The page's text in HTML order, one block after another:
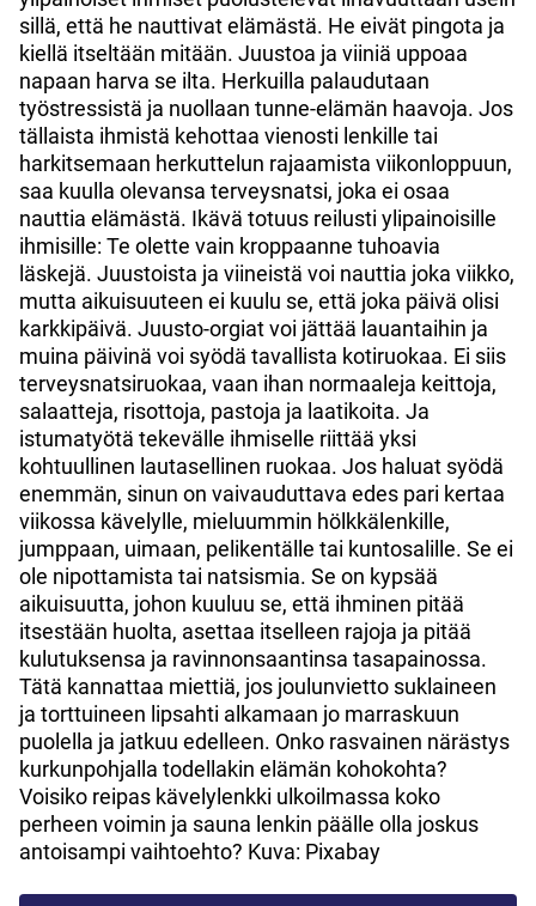
sillä, että he nauttivat elämästä. He eivät pingota ja
kiellä itseltään mitään. Juustoa ja viiniä uppoaa
napaan harva se ilta. Herkuilla palaudutaan
työstressistä ja nuollaan tunne-elämän haavoja. Jos
tällaista ihmistä kehottaa vienosti lenkille tai
harkitsemaan herkuttelun rajaamista viikonloppuun,
saa kuulla olevansa terveysnatsi, joka ei osaa
nauttia elämästä. Ikävä totuus reilusti ylipainoisille
ihmisille: Te olette vain kroppaanne tuhoavia
läskejä. Juustoista ja viineistä voi nauttia joka viikko,
mutta aikuisuuteen ei kuulu se, että joka päivä olisi
karkkipäivä. Juusto-orgiat voi jättää lauantaihin ja
muina päivinä voi syödä tavallista kotiruokaa. Ei siis
terveysnatsiruokaa, vaan ihan normaaleja keittoja,
salaatteja, risottoja, pastoja ja laatikoita. Ja
istumatyötä tekevälle ihmiselle riittää yksi
kohtuullinen lautasellinen ruokaa. Jos haluat syödä
enemmän, sinun on vaivauduttava edes pari kertaa
viikossa kävelylle, mieluummin hölkkälenkille,
jumppaan, uimaan, pelikentälle tai kuntosalille. Se ei
ole nipottamista tai natsismia. Se on kypsää
aikuisuutta, johon kuuluu se, että ihminen pitää
itsestään huolta, asettaa itselleen rajoja ja pitää
kulutuksensa ja ravinnonsaantinsa tasapainossa.
Tätä kannattaa miettiä, jos joulunvietto suklaineen
ja torttuineen lipsahti alkamaan jo marraskuun
puolella ja jatkuu edelleen. Onko rasvainen närästys
kurkunpohjalla todellakin elämän kohokohta?
Voisiko reipas kävelylenkki ulkoilmassa koko
perheen voimin ja sauna lenkin päälle olla joskus
antoisampi vaihtoehto? Kuva: Pixabay